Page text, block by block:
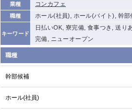
業種 コンカフェ
職種 ホール(社員), ホール(バイト), 幹部
キーワード
日払いOK, 寮完備, 食事つき, 送り
完備, ニューオープン
職種
幹部候補
ホール(社員)
高崎
該当求人 0件 選択